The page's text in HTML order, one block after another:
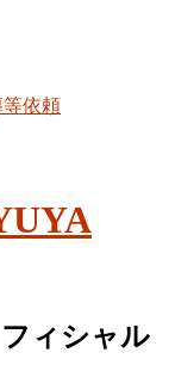
依頼
ィシャル